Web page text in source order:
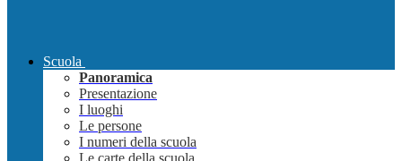
Scuola
Panoramica
Presentazione
I luoghi
Le persone
I numeri della scuola